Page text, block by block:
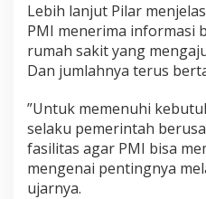
Lebih lanjut Pilar
PMI menerima informasi
rumah sakit yang
Dan jumlahnya terus
”Untuk memenuhi
selaku pemerintah
fasilitas agar PMI bisa
mengenai pentingnya
ujarnya.